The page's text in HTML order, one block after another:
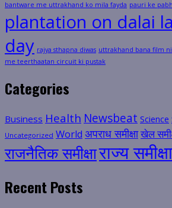
bantware me uttrakhand ko mila fayda pauri ke
plantation on dalai
day rajya sthapna diwas uttrakhand bana film
me teerthaatan circuit ki pustak
Categories
Business Health Newsbeat Science
Uncategorized World अपराध समीक्षाखेल
राजनैतिक समीक्षाराज्य समीक्षा
Recent Posts